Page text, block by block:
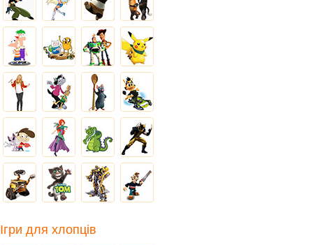
Ігри для хлопців